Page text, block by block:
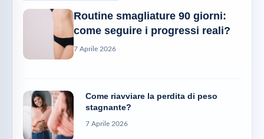
Routine smagliature 90 giorni:
come seguire i progressi reali?
7 Aprile 2026
Come riavviare la perdita di peso
stagnante?
7 Aprile 2026